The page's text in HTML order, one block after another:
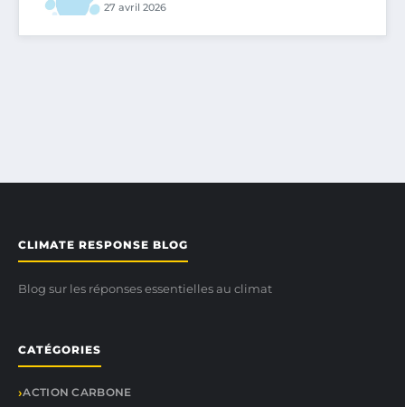
27 avril 2026
CLIMATE RESPONSE BLOG
Blog sur les réponses essentielles au climat
CATÉGORIES
ACTION CARBONE